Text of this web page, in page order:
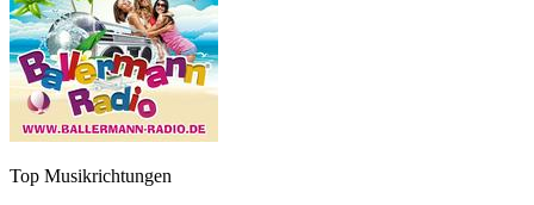
Top Musikrichtungen